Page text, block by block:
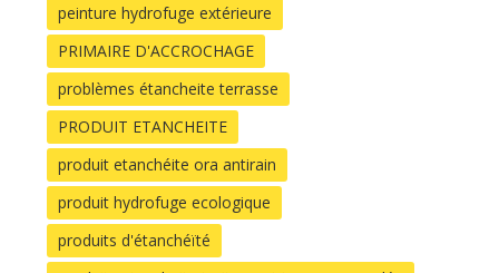
peinture hydrofuge extérieure
PRIMAIRE D'ACCROCHAGE
problèmes étancheite terrasse
PRODUIT ETANCHEITE
produit etanchéite ora antirain
produit hydrofuge ecologique
produits d'étanchéïté